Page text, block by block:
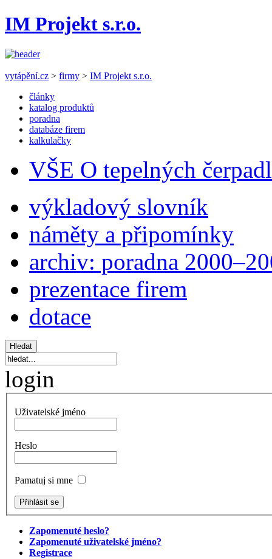
IM Projekt s.r.o.
vytápění.cz > firmy > IM Projekt s.r.o.
články
katalog produktů
poradna
databáze firem
kalkulačky
VŠE O tepelných
výkladový slovník
náměty a připomínky
archiv: poradna
prezentace firem
dotace
login
Uživatelské jméno
Heslo
Pamatuj si mne
Zapomenuté heslo?
Zapomenuté uživatelské jméno?
Registrace